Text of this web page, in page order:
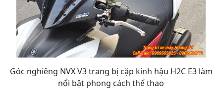
Góc nghiêng NVX V3 trang bị cặp kính hậu H2C E3 làm
nổi bật phong cách thể thao